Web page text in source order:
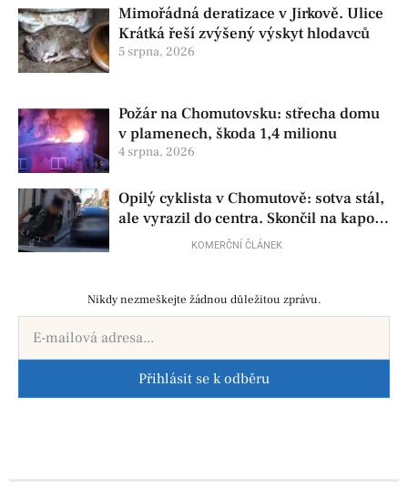
Mimořádná deratizace v Jirkově. Ulice
Krátká řeší zvýšený výskyt hlodavců
5 srpna, 2026
Požár na Chomutovsku: střecha domu
v plamenech, škoda 1,4 milionu
4 srpna, 2026
Opilý cyklista v Chomutově: sotva stál,
ale vyrazil do centra. Skončil na kapotě
KOMERČNÍ ČLÁNEK
Nikdy nezmeškejte žádnou důležitou zprávu.
Přihlásit se k odběru